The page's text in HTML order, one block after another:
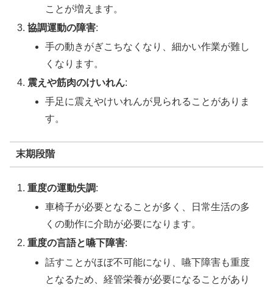
ことが増えます。
協調運動の障害:
手の動きがぎこちなくなり、細かい作業が難し
くなります。
震えや筋肉のけいれん:
手足に震えやけいれんが見られることがありま
す。
末期段階
重度の運動失調:
車椅子が必要となることが多く、日常生活の多
くの動作に介助が必要になります。
重度の言語と嚥下障害:
話すことがほぼ不可能になり、嚥下障害も重度
となるため、経管栄養が必要になることがあり